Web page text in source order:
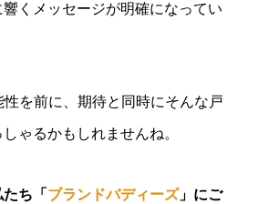
くメッセージが明確になってい
を前に、期待と同時にそんな戸
ゃるかもしれませんね。
ち「 ブランドバディーズ」にご